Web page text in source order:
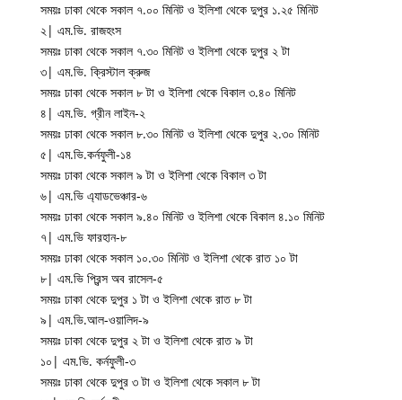
সময়ঃ ঢাকা থেকে সকাল ৭.০০ মিনিট ও ইলিশা থেকে দুপুর ১.২৫ মিনিট
২| এম.ভি. রাজহংস
সময়ঃ ঢাকা থেকে সকাল ৭.৩০ মিনিট ও ইলিশা থেকে দুপুর ২ টা
৩| এম.ভি. ক্রিস্টাল ক্রুজ
সময়ঃ ঢাকা থেকে সকাল ৮ টা ও ইলিশা থেকে বিকাল ৩.৪০ মিনিট
৪| এম.ভি. গ্রীন লাইন-২
সময়ঃ ঢাকা থেকে সকাল ৮.৩০ মিনিট ও ইলিশা থেকে দুপুর ২.৩০ মিনিট
৫| এম.ভি.কর্নফুলী-১৪
সময়ঃ ঢাকা থেকে সকাল ৯ টা ও ইলিশা থেকে বিকাল ৩ টা
৬| এম.ভি এ্যাডভেঞ্চার-৬
সময়ঃ ঢাকা থেকে সকাল ৯.৪০ মিনিট ও ইলিশা থেকে বিকাল ৪.১০ মিনিট
৭| এম.ভি ফারহান-৮
সময়ঃ ঢাকা থেকে সকাল ১০.৩০ মিনিট ও ইলিশা থেকে রাত ১০ টা
৮| এম.ভি প্রিন্স অব রাসেল-৫
সময়ঃ ঢাকা থেকে দুপুর ১ টা ও ইলিশা থেকে রাত ৮ টা
৯| এম.ভি.আল-ওয়ালিদ-৯
সময়ঃ ঢাকা থেকে দুপুর ২ টা ও ইলিশা থেকে রাত ৯ টা
১০| এম.ভি. কর্নফুলী-৩
সময়ঃ ঢাকা থেকে দুপুর ৩ টা ও ইলিশা থেকে সকাল ৮ টা